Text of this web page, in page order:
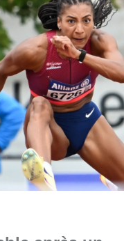
Van Damme :
après un
Heembeek